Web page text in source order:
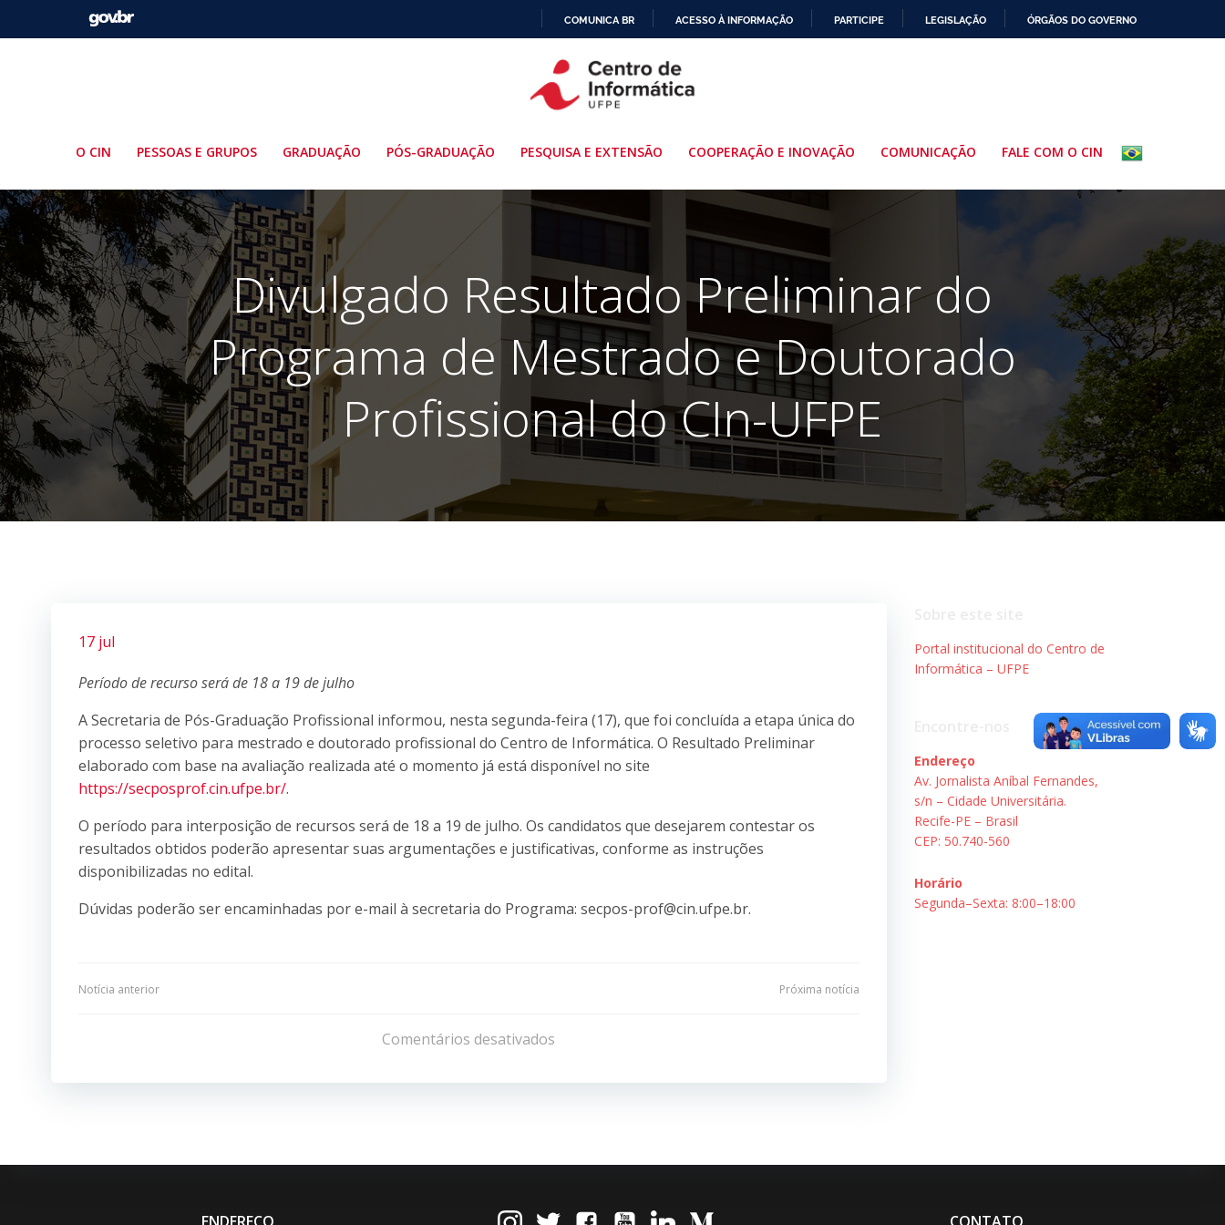
PARA
O
COMUNICA BR ACESSO À INFORMAÇÃO PARTICIPE LEGISLAÇÃO ÓRGÃOS DO GOVERNO
O CIN PESSOAS E GRUPOS GRADUAÇÃO PÓS-GRADUAÇÃO PESQUISA E EXTENSÃO COOPERAÇÃO E INOVAÇÃO COMUNICAÇÃO FALE COM O CIN
Divulgado Resultado Preliminar do
Programa de Mestrado e Doutorado
Profissional do CIn-UFPE
17 jul
Período de recurso será de 18 a 19 de julho
A Secretaria de Pós-Graduação Profissional informou, nesta segunda-feira (17), que foi concluída a etapa única do
processo seletivo para mestrado e doutorado profissional do Centro de Informática. O Resultado Preliminar
elaborado com base na avaliação realizada até o momento já está disponível no site
https://secposprof.cin.ufpe.br/.
O período para interposição de recursos será de 18 a 19 de julho. Os candidatos que desejarem contestar os
resultados obtidos poderão apresentar suas argumentações e justificativas, conforme as instruções
disponibilizadas no edital.
Dúvidas poderão ser encaminhadas por e-mail à secretaria do Programa: secpos-prof@cin.ufpe.br.
Navegação
Post
Notícia anterior
de
Post
Próxima notícia
Comentários desativados
Portal institucional do Centro de
Informática – UFPE
Endereço
Av. Jornalista Aníbal Fernandes,
s/n – Cidade Universitária.
Recife-PE – Brasil
CEP: 50.740-560
Horário
Segunda–Sexta: 8:00–18:00